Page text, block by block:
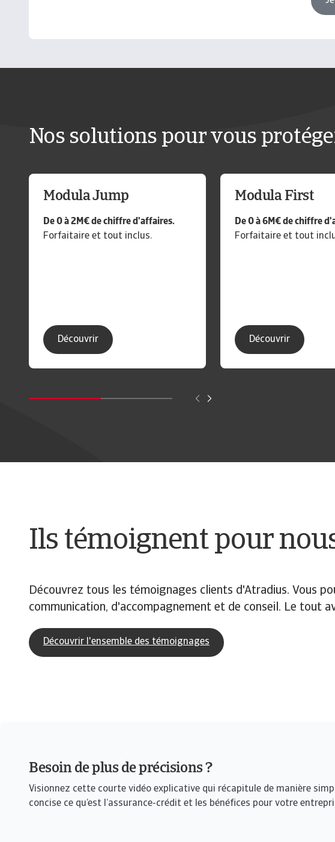
Nos solutions pour vous
Modula Jump
De 0 à 2M€ de chiffre d'affaires.
Forfaitaire et tout inclus.
Découvrir
Modula First
De 0 à 6M€ de chiffre
Forfaitaire et tout
Découvrir
Ils témoignent pour
Découvrez tous les témoignages clients d'Atradius. Vous
communication, d'accompagnement et de conseil. Le tout
Découvrir l'ensemble des témoignages
Besoin de plus de précisions ?
Visionnez cette courte vidéo explicative qui récapitule de manière
concise ce qu’est l’assurance-crédit et les bénéfices pour votre